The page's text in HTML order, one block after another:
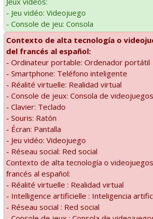
- Jeu vidéo: Videojuego
- Console de jeu: Consola
Contexto de alta tecnología o
del francés al español:
- Ordinateur portable: Ordenador portátil
- Smartphone: Teléfono inteligente
- Réalité virtuelle: Realidad virtual
- Console de jeux: Consola de videojuegos
- Clavier: Teclado
- Souris: Ratón
- Écran: Pantalla
- Jeu vidéo: Videojuego
- Réseau social: Red social
Contexto de alta tecnología o
francés al español:
- Réalité virtuelle : Realidad virtual
- Intelligence artificielle : Inteligencia
- Réseau social : Red social